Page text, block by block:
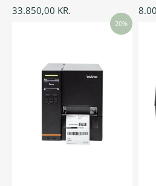
33.850,00 KR.
20%